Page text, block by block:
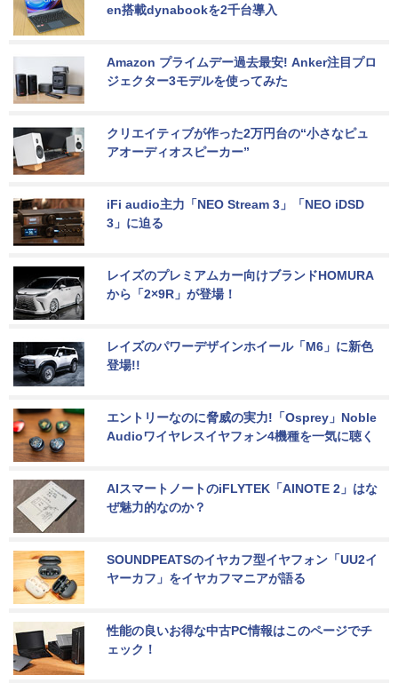
en搭載dynabookを2千台導入
Amazon プライムデー過去最安! Anker注目プロ
ジェクター3モデルを使ってみた
クリエイティブが作った2万円台の“小さなピュ
アオーディオスピーカー”
iFi audio主力「NEO Stream 3」「NEO iDSD
3」に迫る
レイズのプレミアムカー向けブランドHOMURA
から「2×9R」が登場！
レイズのパワーデザインホイール「M6」に新色
登場!!
エントリーなのに脅威の実力!「Osprey」Noble
Audioワイヤレスイヤフォン4機種を一気に聴く
AIスマートノートのiFLYTEK「AINOTE 2」はな
ぜ魅力的なのか？
SOUNDPEATSのイヤカフ型イヤフォン「UU2イ
ヤーカフ」をイヤカフマニアが語る
性能の良いお得な中古PC情報はこのページでチ
ェック！